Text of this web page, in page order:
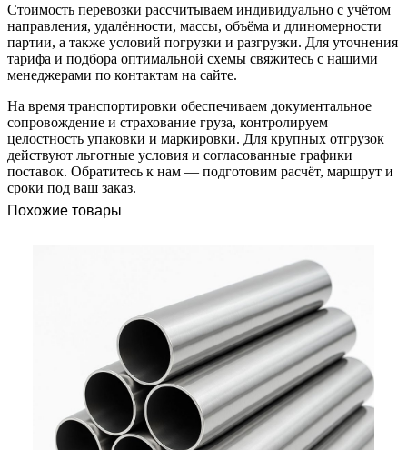
Стоимость перевозки рассчитываем индивидуально с учётом
направления, удалённости, массы, объёма и длиномерности
партии, а также условий погрузки и разгрузки. Для уточнения
тарифа и подбора оптимальной схемы свяжитесь с нашими
менеджерами по контактам на сайте.
На время транспортировки обеспечиваем документальное
сопровождение и страхование груза, контролируем
целостность упаковки и маркировки. Для крупных отгрузок
действуют льготные условия и согласованные графики
поставок. Обратитесь к нам — подготовим расчёт, маршрут и
сроки под ваш заказ.
Похожие товары